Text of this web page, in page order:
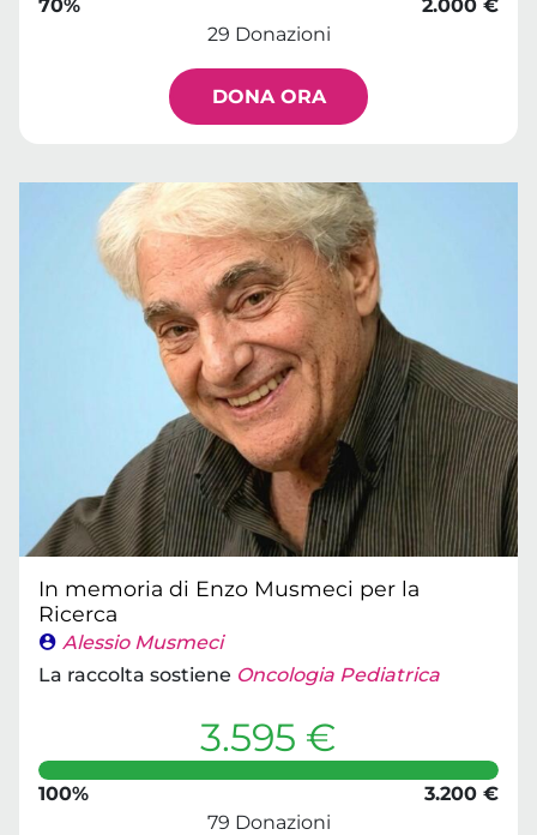
70%
2.000 €
29 Donazioni
DONA ORA
In memoria di Enzo Musmeci per la
Ricerca
Alessio Musmeci
La raccolta sostiene Oncologia Pediatrica
3.595 €
100%
3.200 €
79 Donazioni